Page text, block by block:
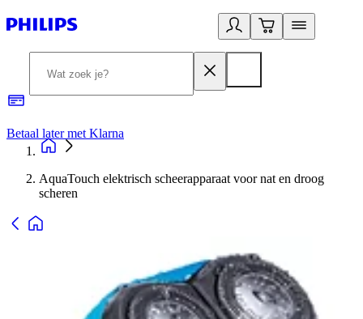
Betaal later met Klarna
AquaTouch elektrisch scheerapparaat voor nat en droog
scheren